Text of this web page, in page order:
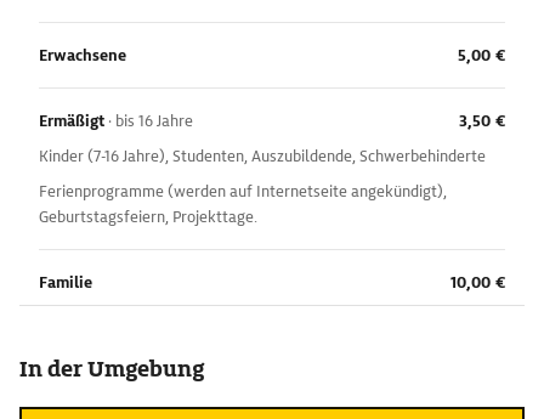
Erwachsene 5,00 €
Ermäßigt · bis 16 Jahre
3,50 €
Kinder (7-16 Jahre), Studenten, Auszubildende, Schwerbehinderte
Ferienprogramme (werden auf Internetseite angekündigt),
Geburtstagsfeiern, Projekttage.
Familie 10,00 €
In der Umgebung